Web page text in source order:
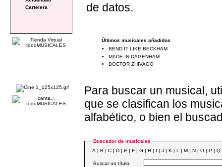
de datos.
Últimos musicales añadidos
BEND IT LIKE BECKHAM
MADE IN DAGENHAM
DOCTOR ZHIVAGO
Para buscar un musical,
que se clasifican los
alfabético, o bien el
Buscador de musicales
A |
C E F G H J K L M N O P Q
Buscar un título
Cartelera